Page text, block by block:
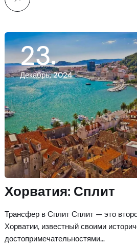
23
Декабрь, 2024
Хорватия: Сплит
Трансфер в Сплит Сплит — это
Хорватии, известный своими
достопримечательностями…